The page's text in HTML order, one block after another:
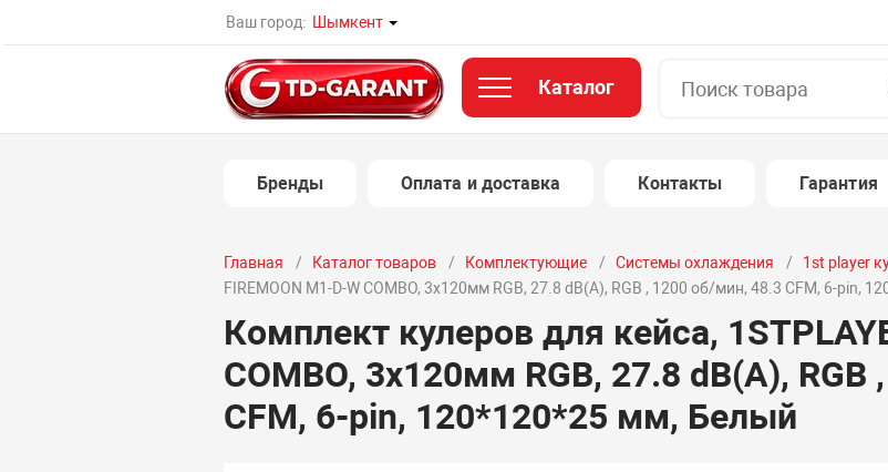
Ваш город: Шымкент
Каталог
Бренды Оплата и доставка Контакты Гарантия
Главная Каталог товаров Комплектующие Системы охлаждения 1st player
FIREMOON M1-D-W COMBO, 3х120мм RGB, 27.8 dB(A), RGB , 1200 об/мин, 48.3 CFM, 6-pin,
Комплект кулеров для кейса,
COMBO, 3х120мм RGB, 27.8 dB(A),
CFM, 6-pin, 120*120*25 мм, Белый